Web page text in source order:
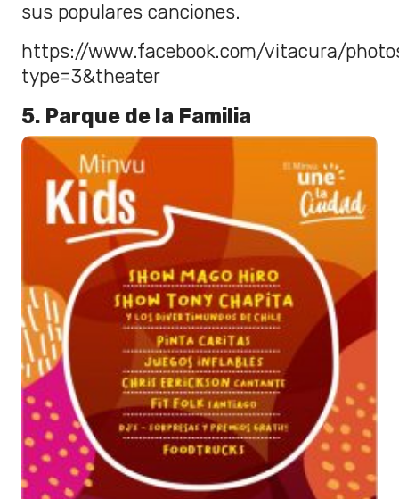
sus populares canciones.
https://www.facebook.com/vitacura/
type=3&theater
5. Parque de la Familia